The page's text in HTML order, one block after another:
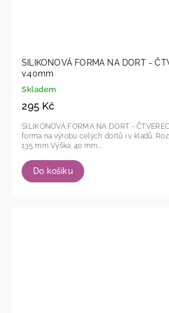
SILIKONOVÁ FORMA NA DORT -
v.40mm
Skladem
295 Kč
Do košíku
SILIKONOVÁ FORMA NA DORT - ČTVEREC Čtvercová silikonová
forma na výrobu celých dortů i v kladů. Rozměr formy: 135 x
135 mm Výška: 40 mm...